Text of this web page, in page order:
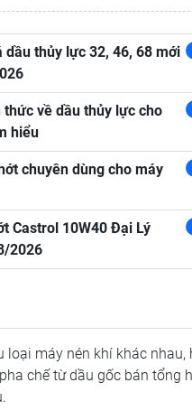
dầu thủy lực 32, 46, 68 mới
thức về dầu thủy lực cho
hiểu
chuyên dùng cho máy
Castrol 10W40 Đại Lý
2026
loại máy nén khí khác nhau,
chế từ dầu gốc bán tổng